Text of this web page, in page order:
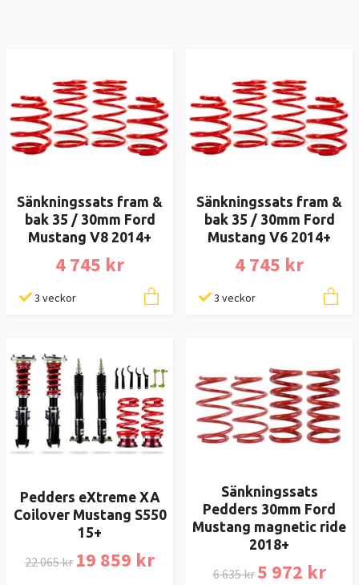
Sänkningssats fram &
bak 35 / 30mm Ford
Mustang V8 2014+
4 745 kr
3 veckor
Sänkningssats fram &
bak 35 / 30mm Ford
Mustang V6 2014+
4 745 kr
3 veckor
Pedders eXtreme XA
Coilover Mustang S550
15+
22 065 kr 19 859 kr
Sänkningssats
Pedders 30mm Ford
Mustang magnetic ride
2018+
6 635 kr 5 972 kr